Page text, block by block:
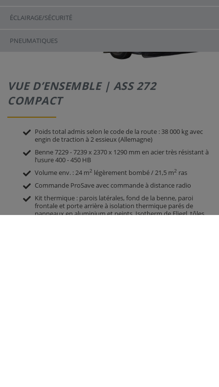
ÉCLAIRAGE/SÉCURITÉ
PNEUMATIQUES
VUE D’ENSEMBLE | ASS 272
COMPACT
Poids total admis selon le code de la route : 38 000 kg avec
engin de traction à 2 essieux (Allemagne)
Benne 7229 - 7239 x 2370 x 1290 mm en acier très résistant à
l’usure 400 - 450 HB
Volume env. : 24 m2 légèrement bombé / 21,5 m2 ras
Commande ProSave avec commande à distance radio
Kit thermique : parois latérales, fond de la benne, paroi
frontale et porte arrière à isolation thermique parés de
panneaux en aluminium et peints, Isotherm de Fliegl, tôles